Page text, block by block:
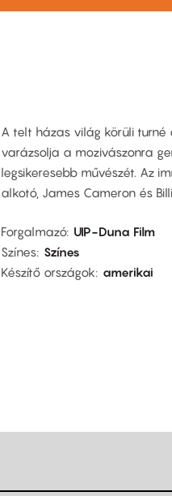
A telt házas világ körüli
varázsolja a mozivászonra
legsikeresebb művészét. Az
alkotó, James Cameron és
Forgalmazó UIP-Duna Film
Színes Színes
Készítő országok
amerikai